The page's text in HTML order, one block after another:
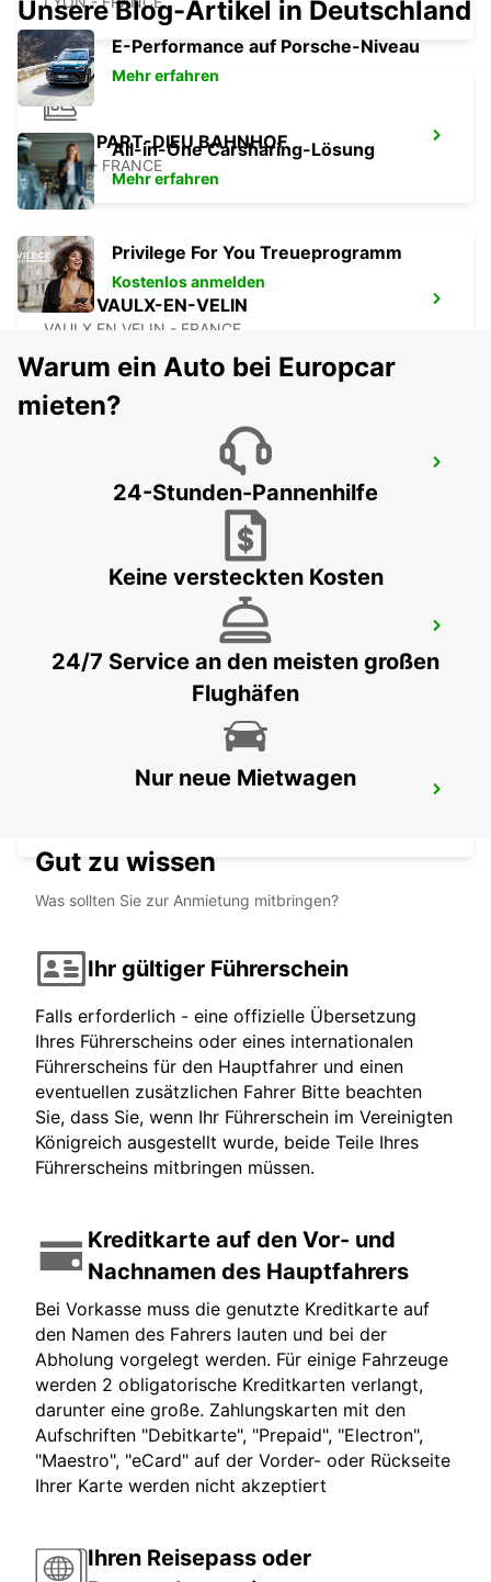
LYON PART-DIEU BAHNHOF
LYON - FRANCE
LYON VAULX-EN-VELIN
VAULX EN VELIN - FRANCE
LYONER FLUGHAFEN
LYON - FRANCE
VILLEFRANCHE-SUR-SAONE
VILLEFRANCHE SUR SAONE - FRANCE
Unsere Blog-Artikel in Deutschland
E-Performance auf Porsche-Niveau
Mehr erfahren
All-in-One Carsharing-Lösung
Mehr erfahren
Privilege For You Treueprogramm
Kostenlos anmelden
Warum ein Auto bei Europcar
mieten?
24-Stunden-Pannenhilfe
Keine versteckten Kosten
24/7 Service an den meisten großen
Flughäfen
Nur neue Mietwagen
Gut zu wissen
Was sollten Sie zur Anmietung mitbringen?
Ihr gültiger Führerschein
Falls erforderlich - eine offizielle Übersetzung
Ihres Führerscheins oder eines internationalen
Führerscheins für den Hauptfahrer und einen
eventuellen zusätzlichen Fahrer Bitte beachten
Sie, dass Sie, wenn Ihr Führerschein im Vereinigten
Königreich ausgestellt wurde, beide Teile Ihres
Führerscheins mitbringen müssen.
Kreditkarte auf den Vor- und
Nachnamen des Hauptfahrers
Bei Vorkasse muss die genutzte Kreditkarte auf
den Namen des Fahrers lauten und bei der
Abholung vorgelegt werden. Für einige Fahrzeuge
werden 2 obligatorische Kreditkarten verlangt,
darunter eine große. Zahlungskarten mit den
Aufschriften "Debitkarte", "Prepaid", "Electron",
"Maestro", "eCard" auf der Vorder- oder Rückseite
Ihrer Karte werden nicht akzeptiert
Ihren Reisepass oder